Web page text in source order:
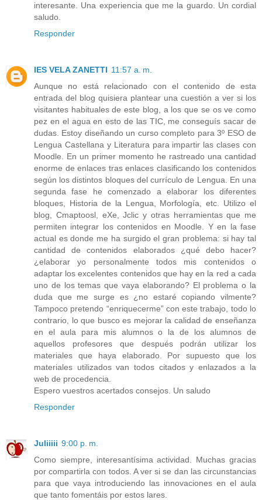
interesante. Una experiencia que me la guardo. Un cordial
saludo.
Responder
IES VELA ZANETTI 11:57 a. m.
Aunque no está relacionado con el contenido de esta
entrada del blog quisiera plantear una cuestión a ver si los
visitantes habituales de este blog, a los que se os ve como
pez en el agua en esto de las TIC, me conseguís sacar de
dudas. Estoy diseñando un curso completo para 3º ESO de
Lengua Castellana y Literatura para impartir las clases con
Moodle. En un primer momento he rastreado una cantidad
enorme de enlaces tras enlaces clasificando los contenidos
según los distintos bloques del currículo de Lengua. En una
segunda fase he comenzado a elaborar los diferentes
bloques, Historia de la Lengua, Morfología, etc. Utilizo el
blog, Cmaptoosl, eXe, Jclic y otras herramientas que me
permiten integrar los contenidos en Moodle. Y en la fase
actual es donde me ha surgido el gran problema: si hay tal
cantidad de contenidos elaborados ¿qué debo hacer?
¿elaborar yo personalmente todos mis contenidos o
adaptar los excelentes contenidos que hay en la red a cada
uno de los temas que vaya elaborando? El problema o la
duda que me surge es ¿no estaré copiando vilmente?
Tampoco pretendo “enriquecerme” con este trabajo, todo lo
contrario, lo que busco es mejorar la calidad de enseñanza
en el aula para mis alumnos o la de los alumnos de
aquellos profesores que después podrán utilizar los
materiales que haya elaborado. Por supuesto que los
materiales utilizados van todos citados y enlazados a la
web de procedencia.
Espero vuestros acertados consejos. Un saludo
Responder
Juliiiii 9:00 p. m.
Como siempre, interesantísima actividad. Muchas gracias
por compartirla con todos. A ver si se dan las circunstancias
para que vaya introduciendo las innovaciones en el aula
que tanto fomentáis por estos lares.